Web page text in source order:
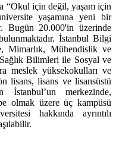
“Okul için değil, yaşam için
yaşamına yeni bir
Bugün 20.000'in üzerinde
İstanbul Bilgi
Mimarlık, Mühendislik ve
Bilimleri ile Sosyal ve
meslek yüksekokulları ve
lisans, lisans ve lisansüstü
İstanbul’un merkezinde,
olmak üzere üç kampüsü
hakkında ayrıntılı